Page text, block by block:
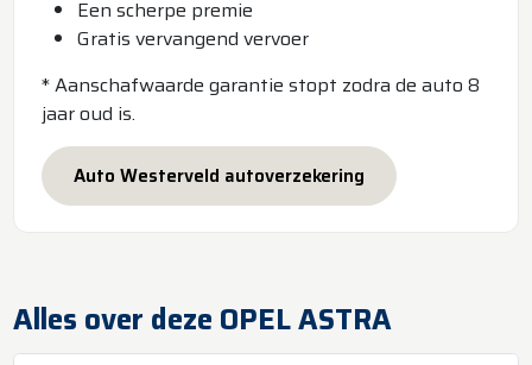
Een scherpe premie
Gratis vervangend vervoer
* Aanschafwaarde garantie stopt zodra de auto 8
jaar oud is.
Auto Westerveld autoverzekering
Alles over deze OPEL ASTRA